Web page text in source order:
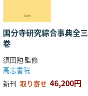
国分寺研究綜合事典全三
巻
須田勉 監修
高志書院
新刊 取り寄せ 46,200円